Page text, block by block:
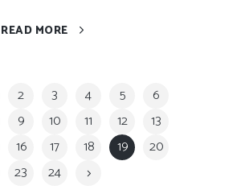
READ MORE
2 3 4 5
6
9 10 11 12
13
16 17 18 19
20
23 24